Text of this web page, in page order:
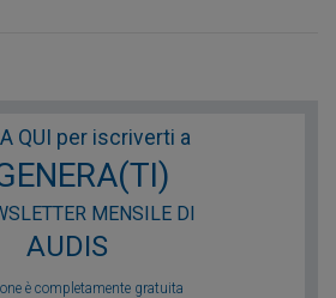
QUI per iscriverti a
MENSILE DI
AUDIS
è completamente gratuita